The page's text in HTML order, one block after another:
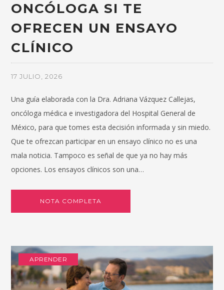
ONCÓLOGA SI TE
OFRECEN UN ENSAYO
CLÍNICO
17 JULIO, 2026
Una guía elaborada con la Dra. Adriana Vázquez Callejas,
oncóloga médica e investigadora del Hospital General de
México, para que tomes esta decisión informada y sin miedo.
Que te ofrezcan participar en un ensayo clínico no es una
mala noticia. Tampoco es señal de que ya no hay más
opciones. Los ensayos clínicos son una…
NOTA COMPLETA
APRENDER